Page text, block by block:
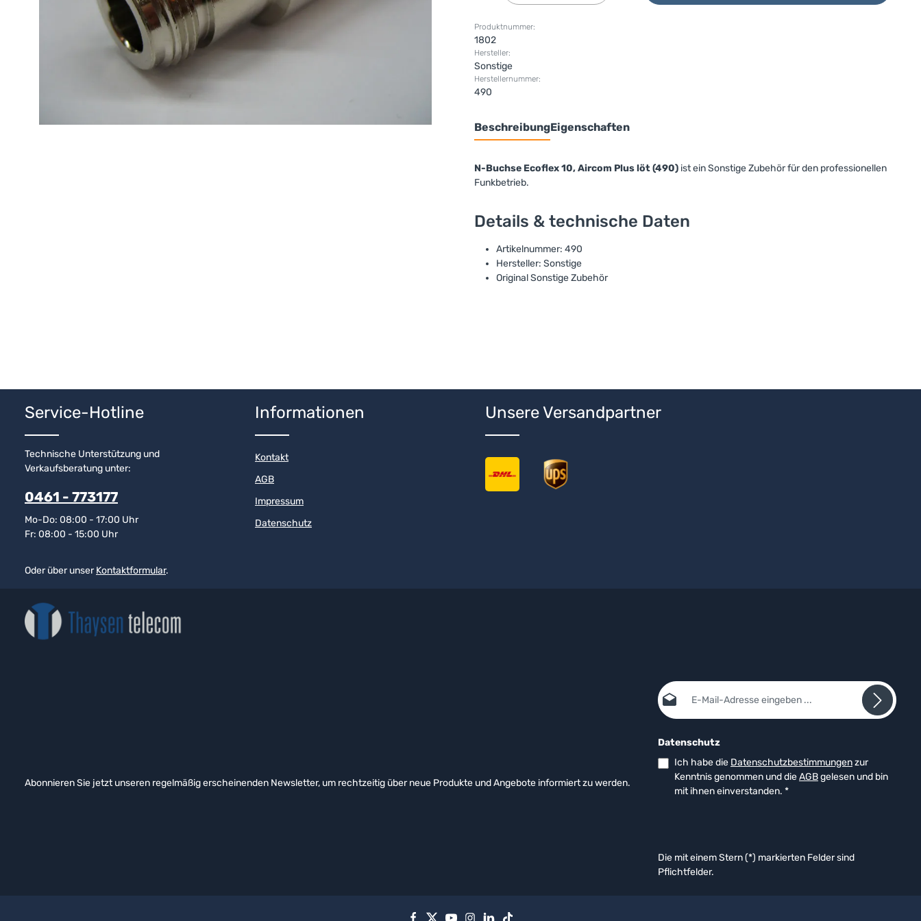
Produktnummer:
1802
Hersteller:
Sonstige
Herstellernummer:
490
BeschreibungEigenschaften
N-Buchse Ecoflex 10, Aircom Plus löt (490) ist ein Sonstige Zubehör für den professionellen
Funkbetrieb.
Details & technische Daten
Artikelnummer: 490
Hersteller: Sonstige
Original Sonstige Zubehör
Service-Hotline
Technische Unterstützung und
Verkaufsberatung unter:
0461 - 773177
Mo-Do: 08:00 - 17:00 Uhr
Fr: 08:00 - 15:00 Uhr
Oder über unserKontaktformular.
Informationen
Kontakt
AGB
Impressum
Datenschutz
Unsere Versandpartner
Abonnieren Sie jetzt unseren regelmäßig erscheinenden Newsletter, um rechtzeitig über neue Produkte und Angebote informiert zu werden.
E-Mail-Adresse*
Datenschutz
Ich habe die Datenschutzbestimmungenzur
Kenntnis genommen und dieAGBgelesen und bin
mit ihnen einverstanden. *
Die mit einem Stern (*) markierten Felder sind
Pflichtfelder.